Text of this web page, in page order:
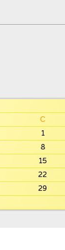
С
1
8
15
22
29